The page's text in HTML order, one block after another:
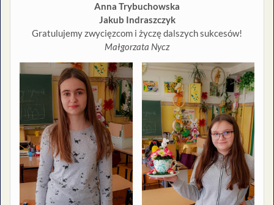
Anna Trybuchowska
Jakub Indraszczyk
Gratulujemy zwycięzcom i życzę dalszych sukcesów!
Małgorzata Nycz